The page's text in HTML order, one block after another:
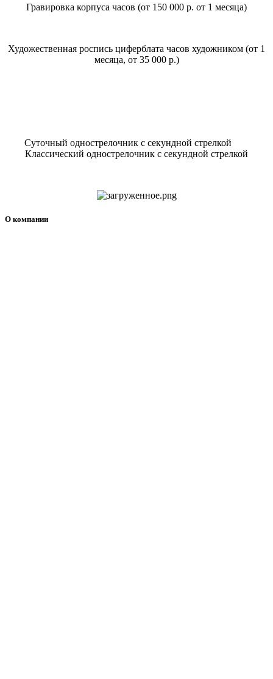
Гравировка корпуса часов (от 150 000 р. от 1 месяца)
Художественная роспись циферблата часов художником (от 1
месяца, от 35 000 р.)
Суточный однострелочник с секундной стрелкой
Классический однострелочник с секундной стрелкой
О компании